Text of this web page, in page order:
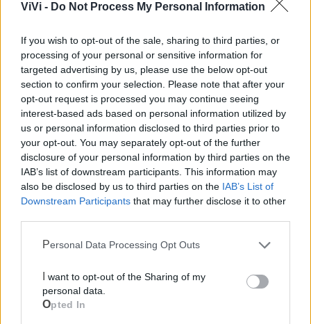
ViVi - Do Not Process My Personal Information
If you wish to opt-out of the sale, sharing to third parties, or
processing of your personal or sensitive information for
targeted advertising by us, please use the below opt-out
section to confirm your selection. Please note that after your
opt-out request is processed you may continue seeing
interest-based ads based on personal information utilized by
us or personal information disclosed to third parties prior to
your opt-out. You may separately opt-out of the further
disclosure of your personal information by third parties on the
IAB’s list of downstream participants. This information may
also be disclosed by us to third parties on the IAB’s List of
Downstream Participants that may further disclose it to other
Personal Data Processing Opt Outs
personal data.
Opted In
Cia Agricoltori Italiani | Puglia - Area Due
Mari
Due Mari